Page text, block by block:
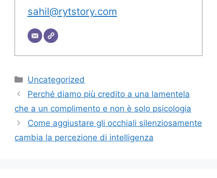
sahil@rytstory.com
Categorie
Uncategorized
Perché diamo più credito a una lamentela
che a un complimento e non è solo psicologia
Come aggiustare gli occhiali silenziosamente
cambia la percezione di intelligenza